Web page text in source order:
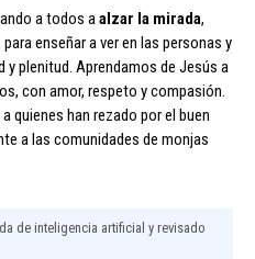
a todos aalzar la mirada,
enseñar a ver en las personas y
y plenitud. Aprendamos de Jesús a
con amor, respeto y compasión.
quienes han rezado por el buen
a las comunidades de monjas
de inteligencia artificial y revisado